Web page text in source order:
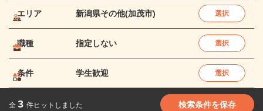
エリア 新潟県その他(加茂市) 選択
職種 指定しない 選択
条件 学生歓迎 選択
全 3 件ヒットしました 検索条件を保存